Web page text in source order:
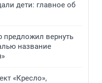
дети: главное об
предложил вернуть
название
«Кресло»,